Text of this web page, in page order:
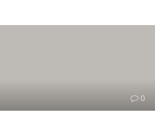
0